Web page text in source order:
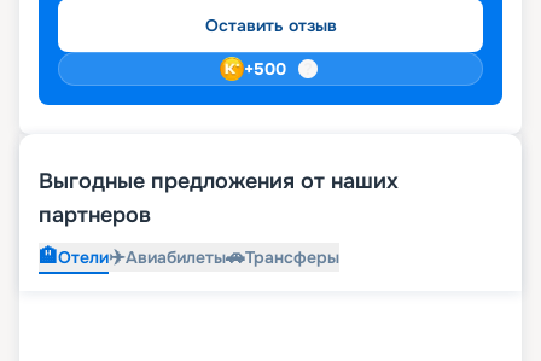
Оставить отзыв
+500
Выгодные предложения от наших
партнеров
🏨Отели✈️Авиабилеты🚗Трансферы